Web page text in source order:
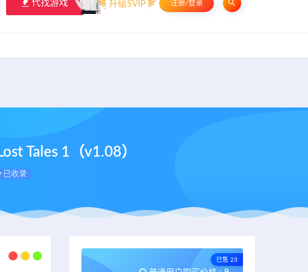
热门标签 资源专题 资源存档
代找游戏 升级SVIP 注册/登录
Tales 1（v1.08）
已收录
已售 23